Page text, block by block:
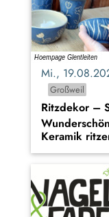
Mi.,
Großweil
Ritzdekor –
Keramik